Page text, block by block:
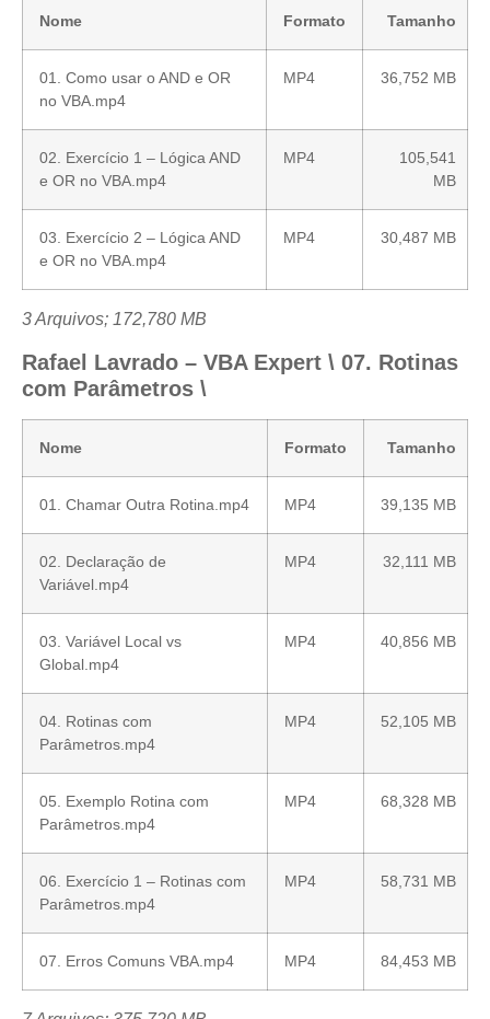
Nome Formato Tamanho
01. Como usar o AND e OR
no VBA.mp4
MP4 36,752 MB
02. Exercício 1 – Lógica AND
e OR no VBA.mp4
MP4
105,541
MB
03. Exercício 2 – Lógica AND
e OR no VBA.mp4
MP4 30,487 MB
3 Arquivos; 172,780 MB
Rafael Lavrado – VBA Expert \ 07. Rotinas
com Parâmetros \
Nome Formato Tamanho
01. Chamar Outra Rotina.mp4 MP4 39,135 MB
02. Declaração de
Variável.mp4
MP4 32,111 MB
03. Variável Local vs
Global.mp4
MP4 40,856 MB
04. Rotinas com
Parâmetros.mp4
MP4 52,105 MB
05. Exemplo Rotina com
Parâmetros.mp4
MP4 68,328 MB
06. Exercício 1 – Rotinas com
Parâmetros.mp4
MP4 58,731 MB
07. Erros Comuns VBA.mp4 MP4 84,453 MB